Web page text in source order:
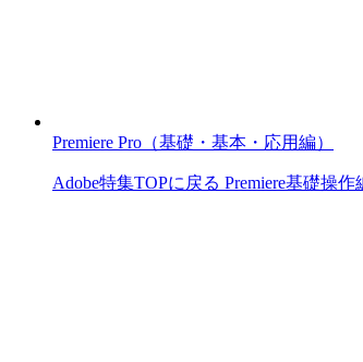
Premiere Pro（基礎・基本・応用編）
Adobe特集TOPに戻る Premiere基礎操